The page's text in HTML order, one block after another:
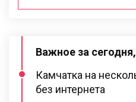
Важное за
Камчатка на
без интернета